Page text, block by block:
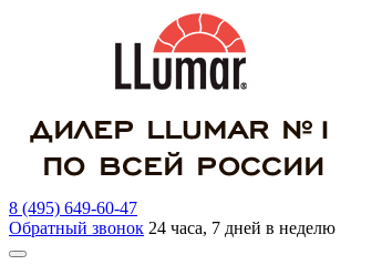
8 (495) 649-60-47
Обратный звонок 24 часа, 7 дней в неделю